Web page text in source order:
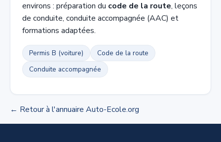
environs : préparation du code de la route, leçons
de conduite, conduite accompagnée (AAC) et
formations adaptées.
Permis B (voiture)
Code de la route
Conduite accompagnée
← Retour à l'annuaire Auto-Ecole.org